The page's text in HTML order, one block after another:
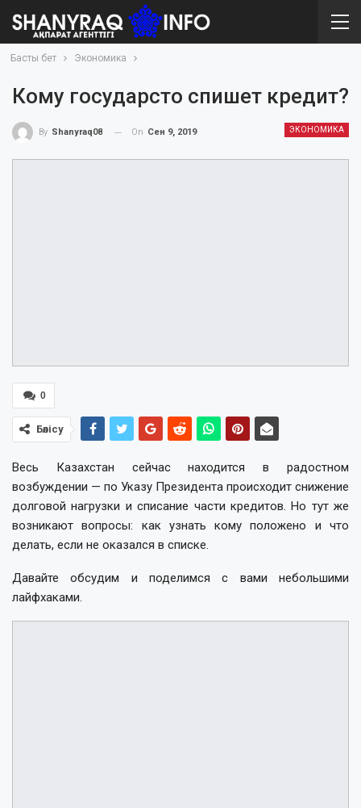
Басты бет Экономика
Кому государсто спишет кредит?
ЭКОНОМИКА
By Shanyraq08 On Сен 9, 2019
0
Бөлісу
Весь Казахстан сейчас находится в радостном
возбуждении — по Указу Президента происходит снижение
долговой нагрузки и списание части кредитов. Но тут же
возникают вопросы: как узнать кому положено и что
делать, если не оказался в списке.
Давайте обсудим и поделимся с вами небольшими
лайфхаками.